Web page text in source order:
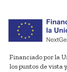
Financiado por la
los puntos de vista